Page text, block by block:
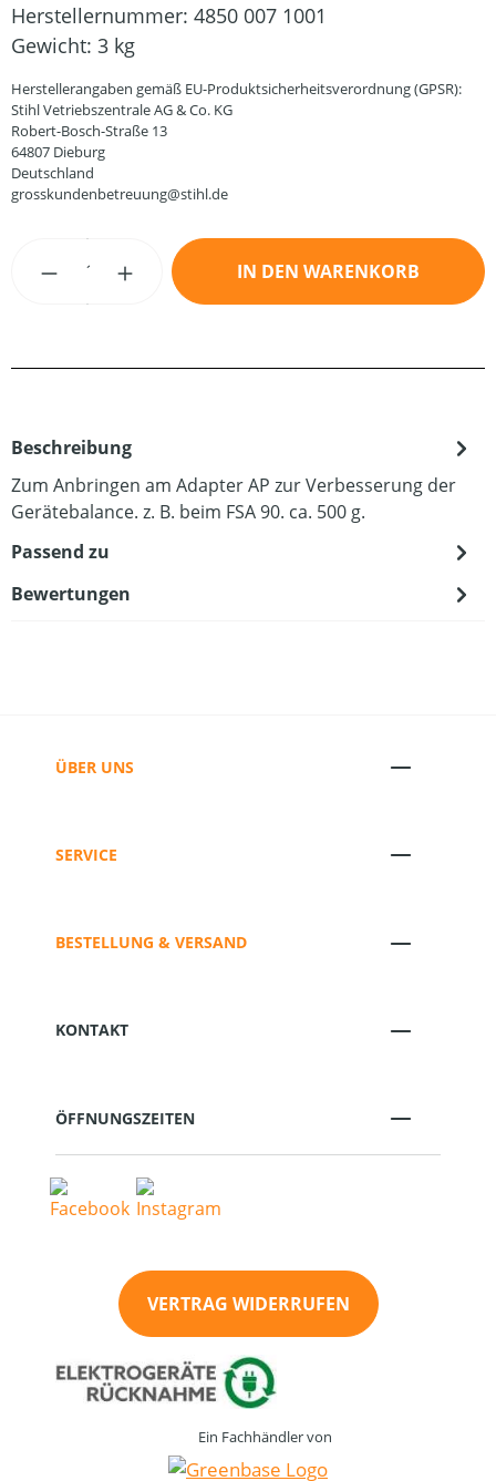
Herstellernummer: 4850 007 1001
Gewicht: 3 kg
Herstellerangaben gemäß EU-Produktsicherheitsverordnung (GPSR):
Stihl Vetriebszentrale AG & Co. KG
Robert-Bosch-Straße 13
64807 Dieburg
Deutschland
grosskundenbetreuung@stihl.de
Produkt Anzahl: Gib den gewünschten
IN DEN WARENKORB
Beschreibung
Zum Anbringen am Adapter AP zur Verbesserung der
Gerätebalance. z. B. beim FSA 90. ca. 500 g.
Passend zu
Bewertungen
ÜBER UNS
SERVICE
BESTELLUNG & VERSAND
KONTAKT
ÖFFNUNGSZEITEN
VERTRAG WIDERRUFEN
Ein Fachhändler von